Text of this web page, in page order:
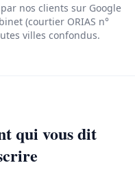
nos clients sur Google
(courtier ORIAS n°
villes confondus.
qui vous dit